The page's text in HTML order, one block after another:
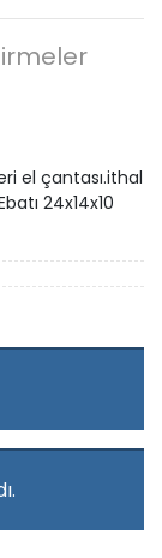
el çantası.ithal
24x14x10